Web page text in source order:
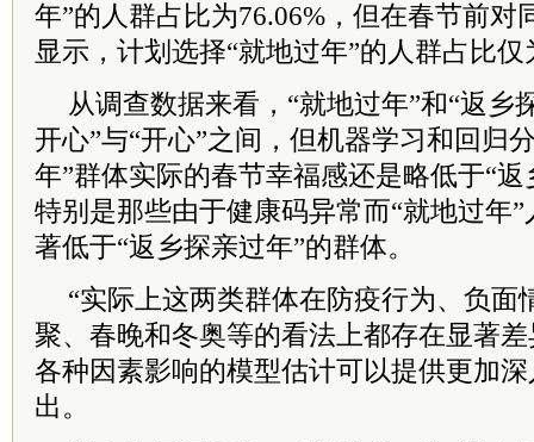
年”的人群占比为76.06%，但在春节前对
显示，计划选择“就地过年”的人群占比仅
从调查数据来看，“就地过年”和“返乡
开心”与“开心”之间，但机器学习和回归
年”群体实际的春节幸福感还是略低于“
特别是那些由于健康码异常而“就地过年
著低于“返乡探亲过年”的群体。
“实际上这两类群体在防疫行为、负面
聚、春晚和冬奥等的看法上都存在显著
各种因素影响的模型估计可以提供更加
出。